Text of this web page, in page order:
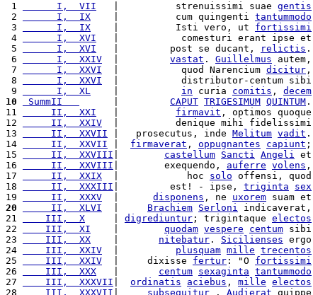
1
      I,  VII
   |          strenuissimi suae
gentis
2
      I,  IX
    |          cum quingenti
tantummodo
3
      I,  IX
    |          Isti vero, ut
fortissimi
4
      I,  XVI
   |           comesturi erant ipse et
5
      I,  XVI
   |         post se ducant,
relictis .
6
      I,  XXIV
vastat . Guillelmus autem,
7
      I,  XXVI
  |           quod Narencium
dicitur ,
8
      I,  XXVI
  |           distributor-centum sibi
9
      I,  XL
in curia comitis , decem
10
SummII CAPUT TRIGESIMUM QUINTUM .
11
     II,  XXI
firmavit , optimos quoque
12
     II,  XXIV
  |          denique mihi fidelissimi
13
     II,  XXVII
|   prosecutus, inde Melitum vadit .
14
     II,  XXVII
firmaverat , oppugnantes capiunt ;
15
     II,  XXVIII
castellum Sancti Angeli et
16
     II,  XXVIII
|        exequendo, auferre volens ,
17
     II,  XXIX
  |            hoc
solo offensi, quod
18
     II,  XXXIII
|         est! - ipse, triginta sex
19
     II,  XXXV
disponens , ne uxorem suam et
20
     II,  XLVI
Brachiem Serloni indicaverat,
21
    III,  X
digrediuntur ; trigintaque electos
22
    III,  XI
quodam vespere centum sibi
23
    III,  XX
nitebatur . Sicilienses ergo
24
    III,  XXIV
plusquam mille trecentos
25
    III,  XXIV
  |     dixisse
fertur : "O fortissimi
26
    III,  XXX
centum sexaginta tantummodo
27
    III,  XXXVII
ordinatis aciebus , mille electos
28
    III,  XXXVII
subsequitur . Audierat quippe